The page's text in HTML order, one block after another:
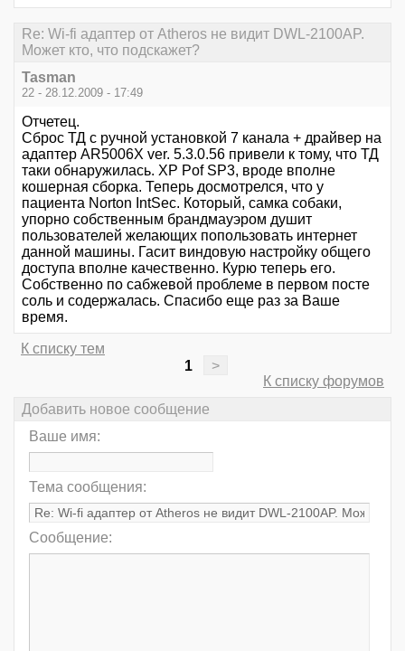
Re: Wi-fi адаптер от Atheros не видит DWL-2100AP.
Может кто, что подскажет?
Tasman
22 - 28.12.2009 - 17:49
Отчетец.
Сброс ТД с ручной установкой 7 канала + драйвер на
адаптер AR5006X ver. 5.3.0.56 привели к тому, что ТД
таки обнаружилась. XP Pof SP3, вроде вполне
кошерная сборка. Теперь досмотрелся, что у
пациента Norton IntSec. Который, самка собаки,
упорно собственным брандмауэром душит
пользователей желающих попользовать интернет
данной машины. Гасит виндовую настройку общего
доступа вполне качественно. Курю теперь его.
Собственно по сабжевой проблеме в первом посте
соль и содержалась. Спасибо еще раз за Ваше
время.
К списку тем
1
>
К списку форумов
Добавить новое сообщение
Ваше имя:
Тема сообщения:
Сообщение: